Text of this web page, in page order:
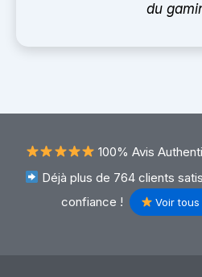
du
100% Avis
Déjà plus de 764 clients
confiance !
Voir